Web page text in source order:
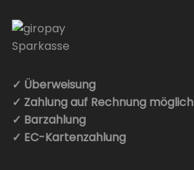
✓ Überweisung
✓ Zahlung auf Rechnung möglich
✓ Barzahlung
✓ EC-Kartenzahlung